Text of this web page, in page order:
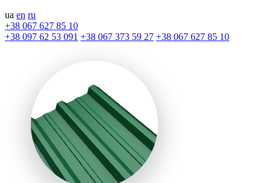
ua en ru
+38 067 627 85 10
+38 097 62 53 091 +38 067 373 59 27 +38 067 627 85 10